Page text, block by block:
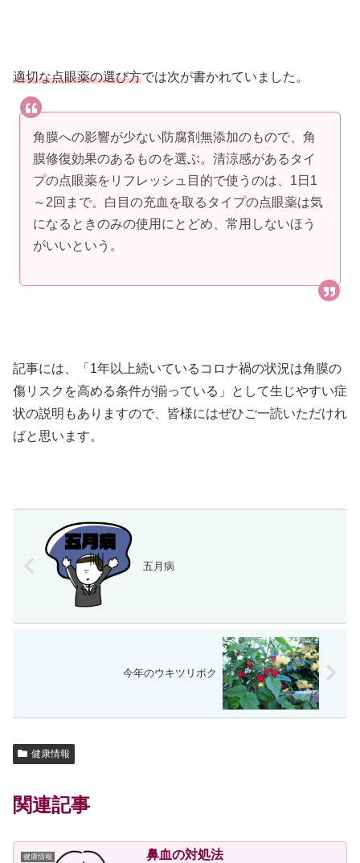
適切な点眼薬の選び方では次が書かれていました。
角膜への影響が少ない防腐剤無添加のもので、角
膜修復効果のあるものを選ぶ。清涼感があるタイ
プの点眼薬をリフレッシュ目的で使うのは、1日1
～2回まで。白目の充血を取るタイプの点眼薬は気
になるときのみの使用にとどめ、常用しないほう
がいいという。
記事には、「1年以上続いているコロナ禍の状況は角膜の
傷リスクを高める条件が揃っている」として生じやすい症
状の説明もありますので、皆様にはぜひご一読いただけれ
ばと思います。
五月病
今年のウキツリボク
健康情報
関連記事
健康情報 鼻血の対処法